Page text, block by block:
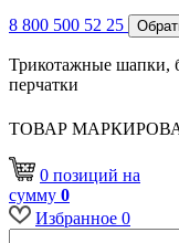
8 800 500 52 25
Трикотажные шапки,
перчатки
ТОВАР
0 позиций на
сумму 0
Избранное 0